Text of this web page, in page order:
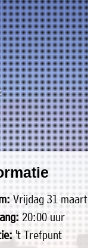
Vrijdag 31 maart
20:00 uur
't Trefpunt